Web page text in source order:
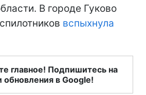
В городе Гуково
вспыхнула
главное! Подпишитесь на
обновления в Google!